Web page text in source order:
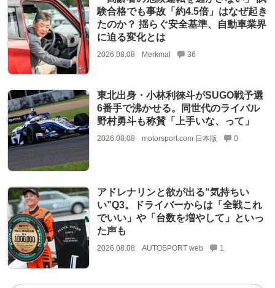
験合格でも事故「約4.5倍」はなぜ起き
たのか？ 揺らぐ安全基準、自動車業界
に迫る変化とは
2026.08.08 Merkmal 36
東北出身・小林利徠斗がSUGO戦予選
6番手で沸かせる。同世代のライバル
野村勇斗も称賛「上手いな、って」
2026.08.08 motorsport.com 日本版 0
アドレナリンと欲が出る“気持ちい
い”Q3。ドライバーからは「全戦これ
でいい」や「台数を増やして」といっ
た声も
2026.08.08 AUTOSPORT web 1